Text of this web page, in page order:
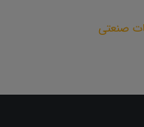
صنعتی